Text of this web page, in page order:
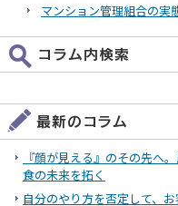
マンション管理組合の実
『顔が見える』のその先へ
食の未来を拓く
自分のやり方を否定して、